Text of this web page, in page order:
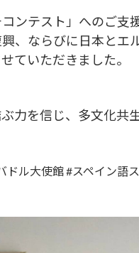
ンテスト」へのご支
、ならびに日本とエ
ていただきました。
力を信じ、多文化共
ル大使館 #スペイン語